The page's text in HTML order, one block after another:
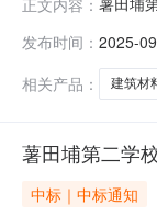
其他建
发布时间： 2025-
相关产品：
建筑材
薯田埔第二学
中标｜中标通知